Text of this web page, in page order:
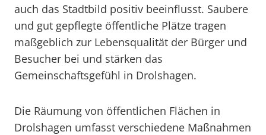
auch das Stadtbild positiv beeinflusst. Saubere
und gut gepflegte öffentliche Plätze tragen
maßgeblich zur Lebensqualität der Bürger und
Besucher bei und stärken das
Gemeinschaftsgefühl in Drolshagen.
Die Räumung von öffentlichen Flächen in
Drolshagen umfasst verschiedene Maßnahmen